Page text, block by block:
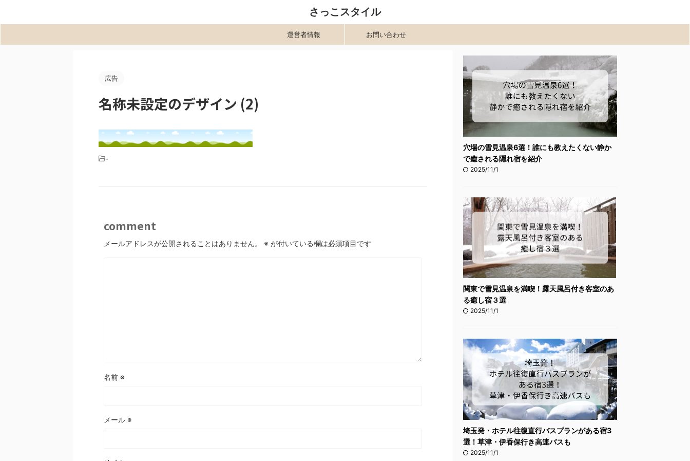
さっこスタイル
運営者情報 お問い合わせ
広告
名称未設定のデザイン (2)
-
comment
メールアドレスが公開されることはありません。 ※ が付いている欄は必須項目です
名前 ※
メール ※
穴場の雪見温泉6選！誰にも教えたくない静か
で癒される隠れ宿を紹介
2025/11/1
関東で雪見温泉を満喫！露天風呂付き客室のあ
る癒し宿３選
2025/11/1
埼玉発・ホテル往復直行バスプランがある宿3
選！草津・伊香保行き高速バスも
2025/11/1